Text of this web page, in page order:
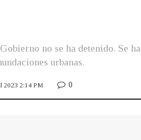
no se ha detenido. Se
urbanas.
2023 2:14 PM 0